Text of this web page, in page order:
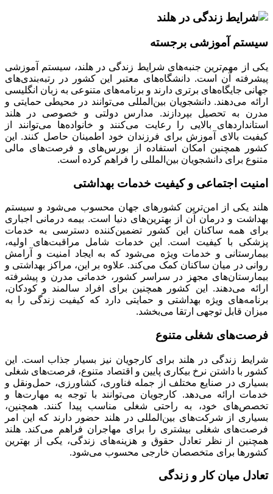
سیستم آموزشی برجسته
یکی از مهم‌ترین جنبه‌های شرایط زندگی در هلند، سیستم آموزشی
پیشرفته آن است. دانشگاه‌های معتبر این کشور در رتبه‌بندی‌های
جهانی جایگاه‌های برتری دارند و برنامه‌های متنوعی به زبان انگلیسی
ارائه می‌دهند. دانشجویان بین‌المللی می‌توانند در محیطی حمایتی و
مدرن به تحصیل بپردازند. مدارس دولتی و خصوصی در هلند
استانداردهای بالایی را رعایت می‌کنند و خانواده‌ها می‌توانند از
کیفیت بالای آموزش برای فرزندان خود اطمینان حاصل کنند. این
کشور همچنین امکان استفاده از بورس‌های و فرصت‌های مالی
متنوع برای دانشجویان بین‌المللی را فراهم کرده است.
امنیت اجتماعی و کیفیت خدمات بهداشتی
هلند یکی از امن‌ترین کشورهای جهان محسوب می‌شود و سیستم
بهداشت و درمان آن از بهترین‌های دنیا است. بیمه درمانی اجباری
برای همه ساکنان این کشور تضمین‌کننده دسترسی به خدمات
پزشکی با کیفیت است. این خدمات شامل مراقبت‌های اولیه،
بیمارستانی و خدمات ویژه می‌شود که به ایجاد امنیت و آرامش
روانی در میان ساکنان کمک می‌کند. علاوه بر این، مراکز بهداشتی و
بیمارستان‌های مجهز در سراسر کشور، خدماتی مدرن و پیشرفته
ارائه می‌دهند. این کشور همچنین برای افراد سالمند و کودکان،
برنامه‌های ویژه بهداشتی و حمایتی دارد که کیفیت زندگی را به
میزان قابل توجهی ارتقا می‌بخشد.
فرصت‌های شغلی متنوع
شرایط زندگی در هلند برای کارجویان نیز بسیار جذاب است. این
کشور با داشتن نرخ بیکاری پایین و اقتصاد متنوع، فرصت‌های شغلی
بسیاری در صنایع مختلف از جمله فناوری، کشاورزی، حمل‌ونقل و
خدمات ارائه می‌دهد. کارجویان می‌توانند با توجه به مهارت‌ها و
تخصص‌های خود، به راحتی شغلی مناسب پیدا کنند. همچنین،
بسیاری از شرکت‌های بین‌المللی در هلند حضور دارند که این امر
فرصت‌های شغلی بیشتری را برای مهاجران فراهم می‌کند. هلند
همچنین از نظر تعادل حقوق و هزینه‌های زندگی، یکی از بهترین
کشورها برای متخصصان خارجی محسوب می‌شود.
تعادل میان کار و زندگی